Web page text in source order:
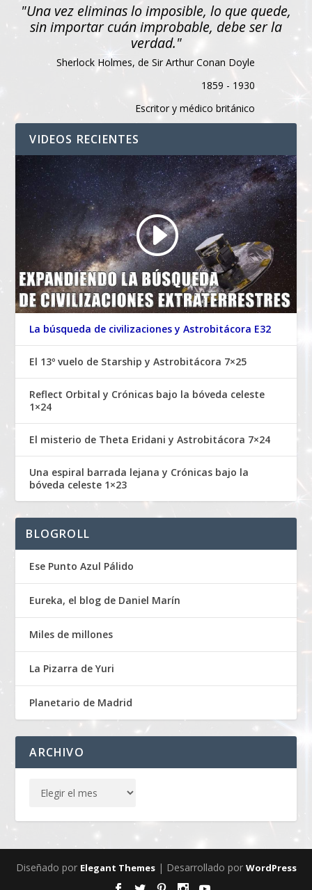
"Una vez eliminas lo imposible, lo que quede,
sin importar cuán improbable, debe ser la
verdad."
Sherlock Holmes, de Sir Arthur Conan Doyle
1859 - 1930
Escritor y médico británico
VIDEOS RECIENTES
La búsqueda de civilizaciones y Astrobitácora E32
El 13º vuelo de Starship y Astrobitácora 7×25
Reflect Orbital y Crónicas bajo la bóveda celeste
1×24
El misterio de Theta Eridani y Astrobitácora 7×24
Una espiral barrada lejana y Crónicas bajo la
bóveda celeste 1×23
BLOGROLL
Ese Punto Azul Pálido
Eureka, el blog de Daniel Marín
Miles de millones
La Pizarra de Yuri
Planetario de Madrid
ARCHIVO
Diseñado por Elegant Themes| Desarrollado por WordPress